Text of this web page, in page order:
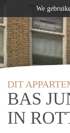
DIT
BAS
IN
We